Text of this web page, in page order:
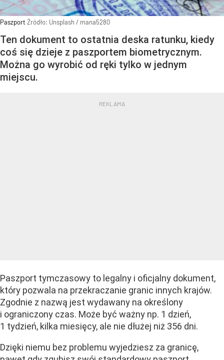
Paszport Źródło: Unsplash / mana5280
Ten dokument to ostatnia deska ratunku, kiedy
coś się dzieje z paszportem biometrycznym.
Można go wyrobić od ręki tylko w jednym
miejscu.
Paszport tymczasowy to legalny i oficjalny dokument,
który pozwala na przekraczanie granic innych krajów.
Zgodnie z nazwą jest wydawany na określony
i ograniczony czas. Może być ważny np. 1 dzień,
1 tydzień, kilka miesięcy, ale nie dłużej niż 356 dni.
Dzięki niemu bez problemu wyjedziesz za granicę,